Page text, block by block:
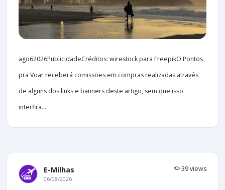
ago62026PublicidadeCréditos: wirestock para FreepikO Pontos
pra Voar receberá comissões em compras realizadas através
de alguns dos links e banners deste artigo, sem que isso
interfira...
E-Milhas 39 views
06/08/2026